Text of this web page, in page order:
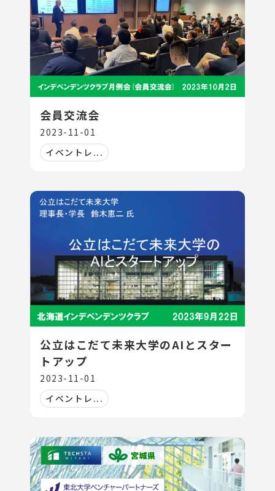
会員交流会
2023-11-01
イベントレ...
公立はこだて未来大学のAIとスター
トアップ
2023-11-01
イベントレ...